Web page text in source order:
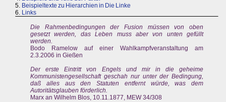
5. Beispieltexte zu Hierarchien in Die Linke
6. Links
Die Rahmenbedingungen der Fusion müssen von oben
gesetzt werden, das Leben muss aber von unten gefüllt
werden.
Bodo Ramelow auf einer Wahlkampfveranstaltung am
2.3.2006 in Gießen
Der erste Eintritt von Engels und mir in die geheime
Kommunistengesellschaft geschah nur unter der Bedingung,
daß alles aus den Statuten entfernt würde, was dem
Autoritätsglauben förderlich.
Marx an Wilhelm Blos, 10.11.1877, MEW 34/308